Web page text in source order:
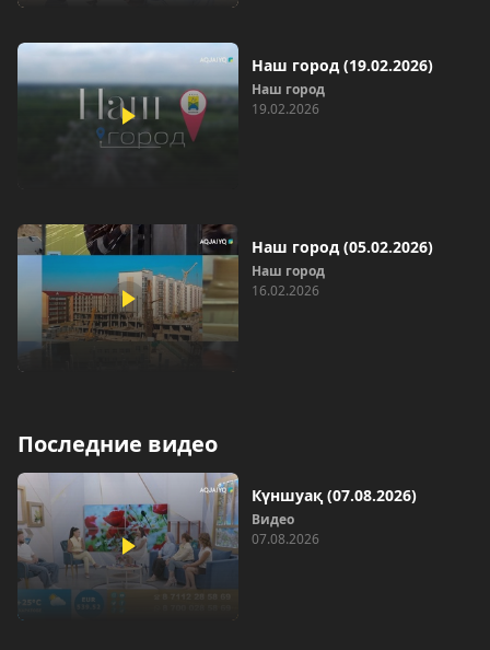
Наш город (19.02.2026)
Наш город
19.02.2026
Наш город (05.02.2026)
Наш город
16.02.2026
Последние видео
Күншуақ (07.08.2026)
Видео
07.08.2026